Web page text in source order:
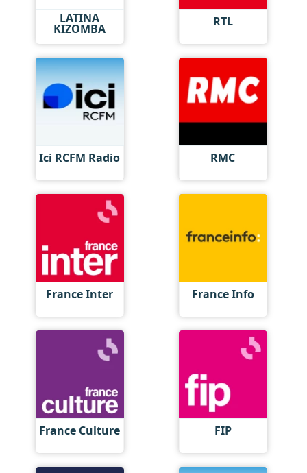
LATINA
KIZOMBA RTL
Ici RCFM Radio RMC
France Inter France Info
France Culture FIP